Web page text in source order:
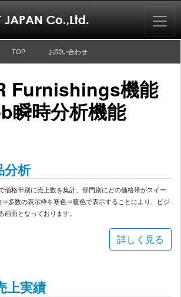
TOP お問い合わせ
Furnishings機能
瞬時分析機能
分析
価格帯別に売上数を集計、部門別にどの価格帯がスイー
⇒多数の表示枠を寒色⇒暖色で表示することにより、ビジ
画面となっております。
詳しく見る
上実績